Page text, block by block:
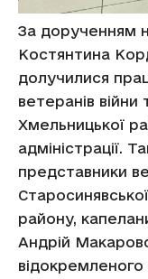
За дорученням
Костянтина
долучилися
ветеранів війни
Хмельницької
адміністрації.
представники
району,
Андрій
відокремленого